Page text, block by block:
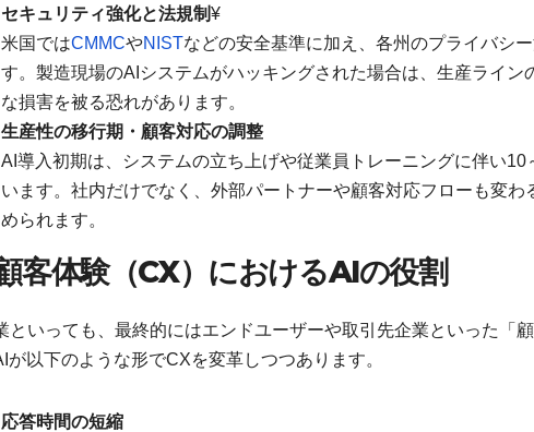
セキュリティ強化と法規制¥
米国ではCMMCやNISTなどの安全基準に加え、各州のプライバシ
す。製造現場のAIシステムがハッキングされた場合は、生産ライ
な損害を被る恐れがあります。
生産性の移行期・顧客対応の調整
AI導入初期は、システムの立ち上げや従業員トレーニングに伴い
います。社内だけでなく、外部パートナーや顧客対応フローも変
められます。
客体験（CX）におけるAIの役割
といっても、最終的にはエンドユーザーや取引先企業といった「
が以下のような形でCXを変革しつつあります。
応答時間の短縮